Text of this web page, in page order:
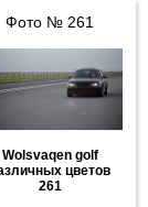
Фото № 261
Wolsvaqen golf
цветов
261